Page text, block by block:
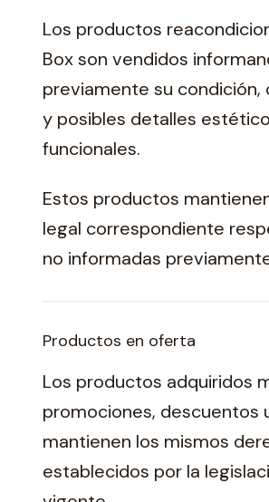
Los productos
Box son vendidos
previamente su
y posibles detalles
funcionales.
Estos productos
legal correspondiente
no informadas
Productos en oferta
Los productos adquiridos
promociones, descuentos
mantienen los mismos
establecidos por la